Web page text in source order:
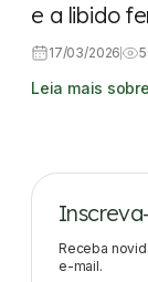
e a libido
17/03/2026
Leia mais sobre
Receba
e-mail.